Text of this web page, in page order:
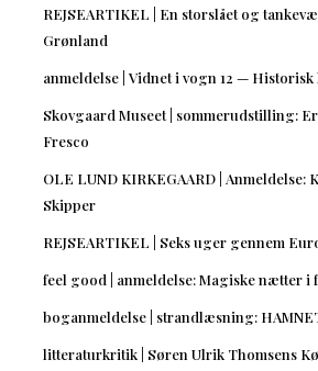
REJSEARTIKEL | En storslået og
Grønland
anmeldelse | Vidnet i vogn 12 —
Skovgaard Museet | sommerudstilling:
Fresco
OLE LUND KIRKEGAARD | Anmeldelse:
Skipper
REJSEARTIKEL | Seks uger gennem
feel good | anmeldelse: Magiske nætter i
boganmeldelse | strandlæsning:
litteraturkritik | Søren Ulrik Thomsens